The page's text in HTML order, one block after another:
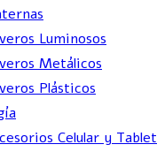
Luminosos
Metálicos
Plásticos
Celular y Tablet